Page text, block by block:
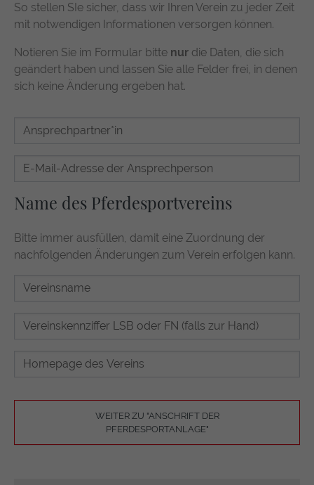
So stellen SIe sicher, dass wir Ihren Verein zu jeder Zeit
mit notwendigen Informationen versorgen können.
Notieren Sie im Formular bitte nur die Daten, die sich
geändert haben und lassen Sie alle Felder frei, in denen
sich keine Änderung ergeben hat.
Name des Pferdesportvereins
Bitte immer ausfüllen, damit eine Zuordnung der
nachfolgenden Änderungen zum Verein erfolgen kann.
WEITER ZU "ANSCHRIFT DER
PFERDESPORTANLAGE"